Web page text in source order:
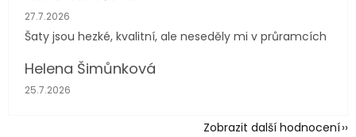
Hodnocení obchodu je 4 z 5 hvězdiček.
27.7.2026
Šaty jsou hezké, kvalitní, ale neseděly mi v průramcích
Helena Šimůnková
Hodnocení obchodu je 5 z 5 hvězdiček.
25.7.2026
Zobrazit další hodnocení